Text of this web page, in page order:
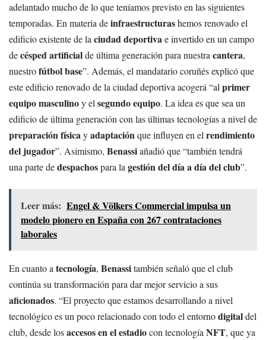
adelantado mucho de lo que teníamos previsto en las siguientes
temporadas. En materia deinfraestructurashemos renovado el
edificio existente de laciudad deportivae invertido en un campo
decésped artificialde última generación para nuestracantera,
nuestrofútbol base”. Además, el mandatario coruñés explicó que
este edificio renovado de la ciudad deportiva acogerá “alprimer
equipo masculinoy elsegundo equipo. La idea es que sea un
edificio de última generación con las últimas tecnologías a nivel de
preparación físicayadaptaciónque influyen en elrendimiento
del jugador”. Asimismo, Benassiañadió que “también tendrá
una parte dedespachospara lagestión del día a día del club”.
Leer más: Engel & Völkers Commercial impulsa un
modelo pionero en España con 267 contrataciones
laborales
En cuanto atecnología, Benassitambién señaló que el club
continúa su transformación para dar mejor servicio a sus
aficionados. “El proyecto que estamos desarrollando a nivel
tecnológico es un poco relacionado con todo el entornodigitaldel
club, desde losaccesos en el estadiocon tecnologíaNFT, que ya